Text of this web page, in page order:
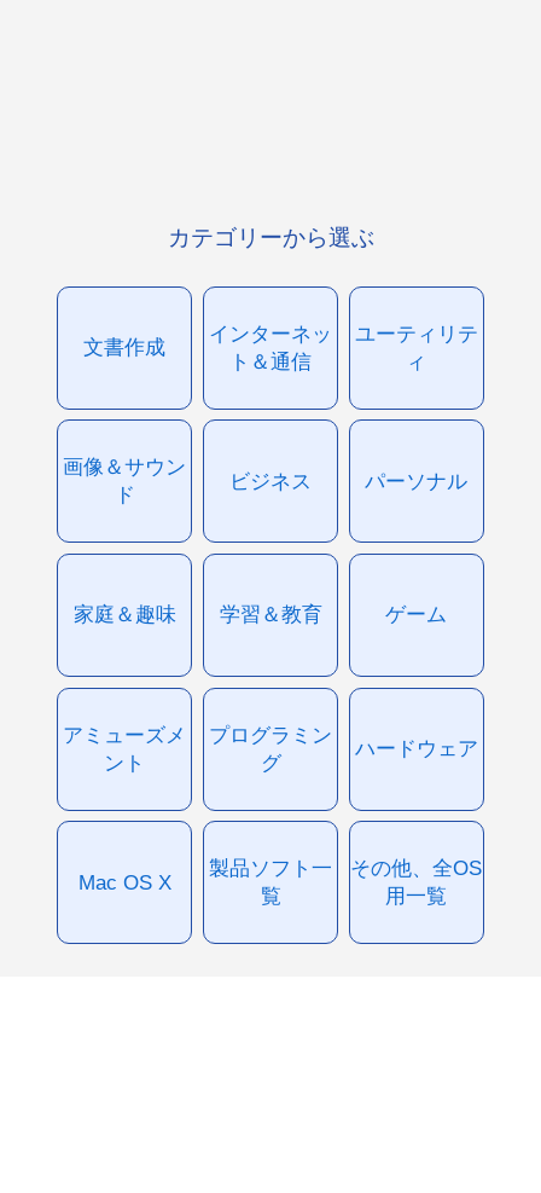
カテゴリーから選ぶ
文書作成
インターネッ
ト＆通信
ユーティリテ
ィ
画像＆サウン
ド
ビジネス パーソナル
家庭＆趣味 学習＆教育 ゲーム
アミューズメ
ント
プログラミン
グ
ハードウェア
Mac OS X
製品ソフト一
覧
その他、全OS
用一覧